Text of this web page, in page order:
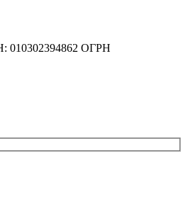
010302394862 ОГРН